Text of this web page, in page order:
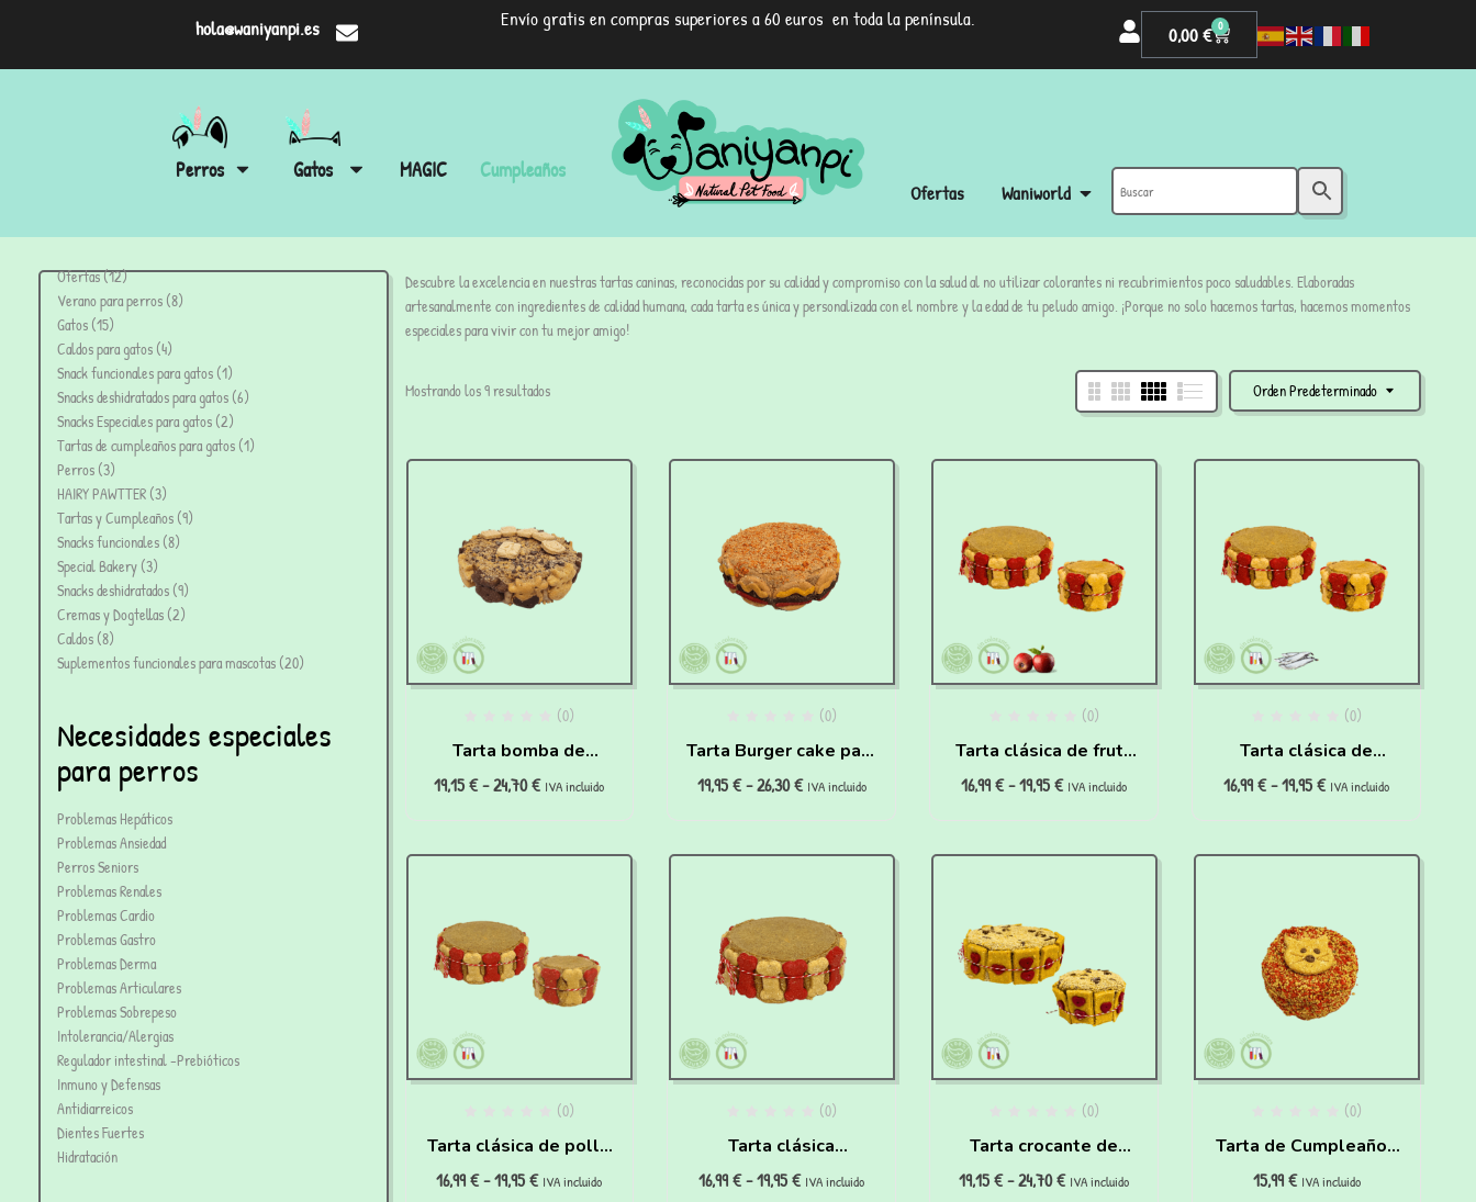
hola@waniyanpi.es Envío gratis en compras superiores a 60 euros en toda la península.
0,00€ 0
Perros Gatos MAGIC Cumpleaños
Ofertas Waniworld
Ofertas 12
Verano para perros 8
Gatos 15
Caldos para gatos 4
Snack funcionales para gatos 1
Snacks deshidratados para gatos 6
Snacks Especiales para gatos 2
Tartas de cumpleaños para gatos 1
Perros 3
HAIRY PAWTTER 3
Tartas y Cumpleaños 9
Snacks funcionales 8
Special Bakery 3
Snacks deshidratados 9
Cremas y Dogtellas 2
Caldos 8
Suplementos funcionales para mascotas 20
Necesidades especiales
para perros
Problemas Hepáticos
Problemas Ansiedad
Perros Seniors
Problemas Renales
Problemas Cardio
Problemas Gastro
Problemas Derma
Problemas Articulares
Problemas Sobrepeso
Intolerancia/Alergias
Regulador intestinal -Prebióticos
Inmuno y Defensas
Antidiarreicos
Dientes Fuertes
Hidratación
Descubre la excelencia en nuestras tartas caninas, reconocidas por su calidad y compromiso con la salud al no utilizar colorantes ni recubrimientos poco saludables. Elaboradas
artesanalmente con ingredientes de calidad humana, cada tarta es única y personalizada con el nombre y la edad de tu peludo amigo. ¡Porque no solo hacemos tartas, hacemos momentos
especiales para vivir con tu mejor amigo!
Orden Predeterminado
Mostrando los 9 resultados
(0)
Tarta bomba de
ternera para perros
19,15€-24,70€ IVA incluido
(0)
Tarta Burger cake para
perros
19,95€-26,30€ IVA incluido
(0)
Tarta clásica de fruta
para perros
16,99€-19,95€ IVA incluido
(0)
Tarta clásica de
pescado para perros
16,99€-19,95€ IVA incluido
(0)
Tarta clásica de pollo
para perros
16,99€-19,95€ IVA incluido
(0)
Tarta clásica
hipoalergénica para
16,99€-19,95€ IVA incluido
(0)
Tarta crocante de
salchichas para perros
19,15€-24,70€ IVA incluido
(0)
Tarta de Cumpleaños
para Gatos de pollo y
15,99€ IVA incluido